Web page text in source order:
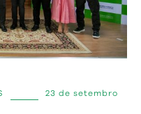
23 de setembro